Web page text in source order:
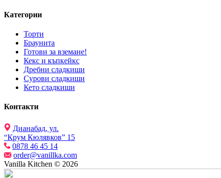
Категории
Торти
Браунита
Готови за вземане!
Кекс и къпкейкс
Дребни сладкиши
Сурови сладкиши
Кето сладкиши
Контакти
Дианабад, ул.
“Крум Кюлявков” 15
0878 46 45 14
order@vanillka.com
Vanilla Kitchen © 2026